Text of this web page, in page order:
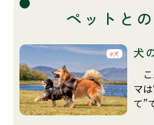
ペットと
犬 犬
こ
マ
て”